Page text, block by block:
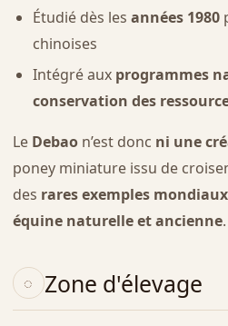
Étudié dès les années 1980
chinoises
Intégré aux programmes
conservation des
Le Debaon’est donc ni une
poney miniature issu de
des rares exemples
équine naturelle et ancienne.
Zone d'élevage